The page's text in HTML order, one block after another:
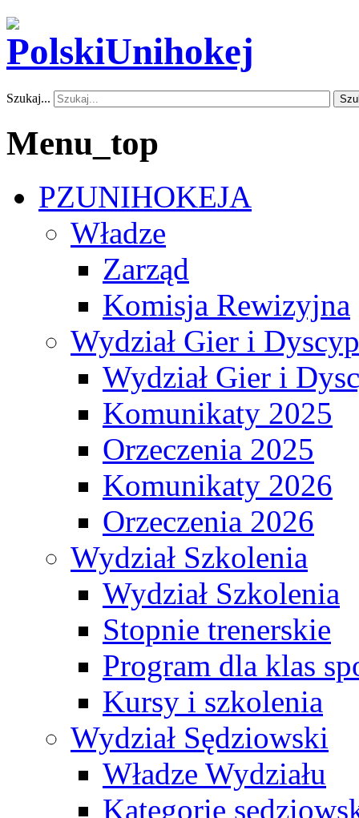
Szukaj...
Menu_top
PZUNIHOKEJA
Władze
Zarząd
Komisja Rewizyjna
Wydział Gier i
Wydział Gier i
Komunikaty 2025
Orzeczenia 2025
Komunikaty 2026
Orzeczenia 2026
Wydział Szkolenia
Wydział Szkolenia
Stopnie trenerskie
Program dla klas
Kursy i szkolenia
Wydział Sędziowski
Władze Wydziału
Kategorie